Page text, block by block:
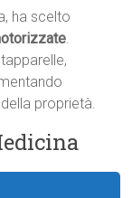
ha scelto
.
proprietà.